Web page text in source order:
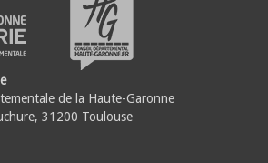
de la Haute-Garonne
31200 Toulouse